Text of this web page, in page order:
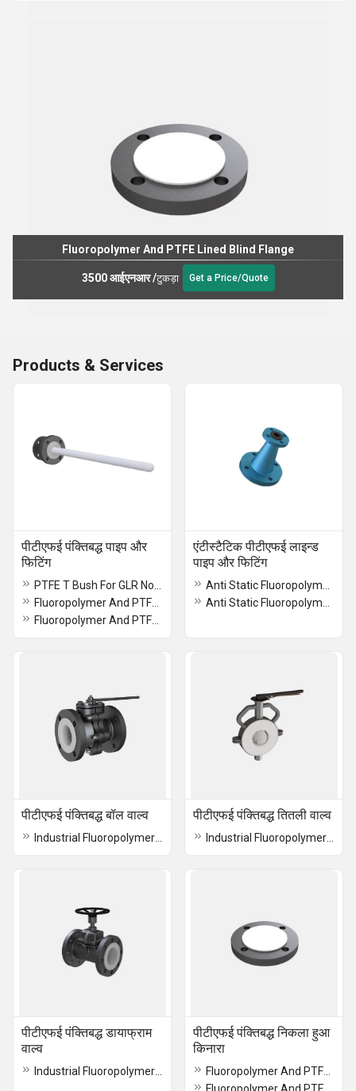
Fluoropolymer And PTFE Lined Blind Flange
3500 आईएनआर/टुकड़ा Get a Price/Quote
Products & Services
पीटीएफई पंक्तिबद्ध पाइप और
फिटिंग
एंटीस्टैटिक पीटीएफई लाइन्ड
पाइप और फिटिंग
पीटीएफई पंक्तिबद्ध बॉल वाल्व पीटीएफई पंक्तिबद्ध तितली वाल्व
पीटीएफई पंक्तिबद्ध डायाफ्राम
वाल्व
पीटीएफई पंक्तिबद्ध निकला हुआ
किनारा